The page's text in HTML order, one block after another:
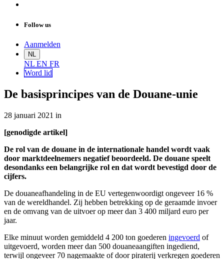
Follow us
Aanmelden
NL
NL EN FR
Word lid
De basisprincipes van de Douane-unie
28 januari 2021 in
[genodigde artikel]
De rol van de douane in de internationale handel wordt vaak
door marktdeelnemers negatief beoordeeld. De douane speelt
desondanks een belangrijke rol en dat wordt bevestigd door de
cijfers.
De douaneafhandeling in de EU vertegenwoordigt ongeveer 16 %
van de wereldhandel. Zij hebben betrekking op de geraamde invoer
en de omvang van de uitvoer op meer dan 3 400 miljard euro per
jaar.
Elke minuut worden gemiddeld 4 200 ton goederen ingevoerd of
uitgevoerd, worden meer dan 500 douaneaangiften ingediend,
terwijl ongeveer 70 nagemaakte of door piraterij verkregen goederen